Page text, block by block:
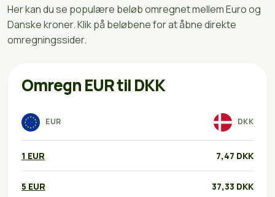
Her kan du se populære beløb omregnet mellem Euro og
Danske kroner. Klik på beløbene for at åbne direkte
omregningssider.
Omregn EUR til DKK
EUR DKK
1 EUR 7,47 DKK
5 EUR 37,33 DKK